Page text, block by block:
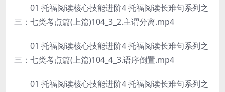
01 托福阅读核心技能进阶4 托福阅读长难句系列之
三：七类考点篇(上篇)104_3_2.主谓分离.mp4
01 托福阅读核心技能进阶4 托福阅读长难句系列之
三：七类考点篇(上篇)104_4_3.语序倒置.mp4
01 托福阅读核心技能进阶4 托福阅读长难句系列之